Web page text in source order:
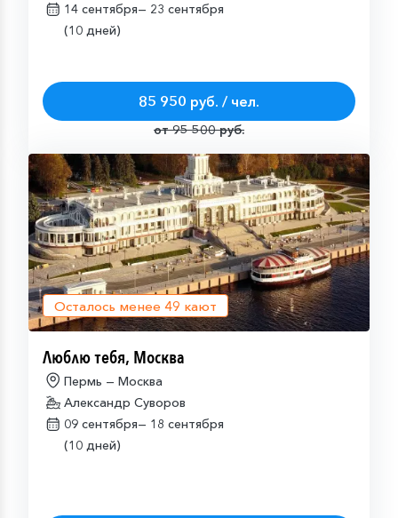
14 сентября— 23 сентября
(10 дней)
85 950 руб. / чел.
от 95 500 руб.
Осталось менее 49 кают
Люблю тебя, Москва
Пермь — Москва
Александр Суворов
09 сентября— 18 сентября
(10 дней)